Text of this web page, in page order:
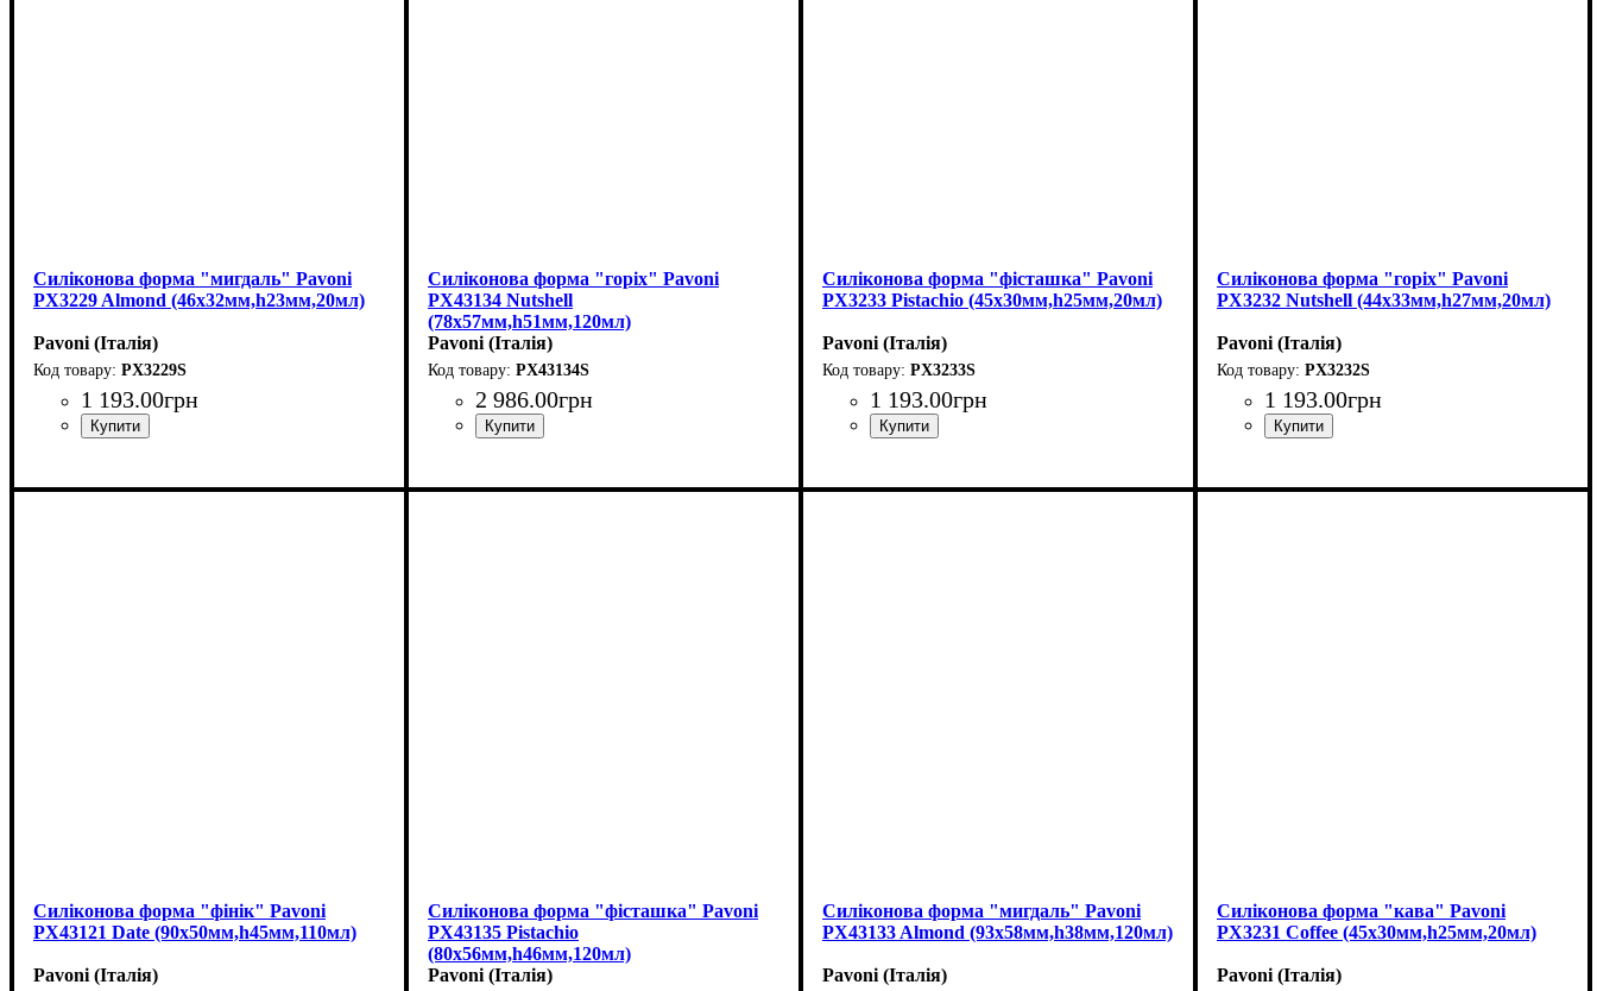
Силіконова форма "мигдаль" Pavoni
PX3229 Almond (46х32мм,h23мм,20мл)
Pavoni (Італія)
PX3229S
1 193.00грн
Силіконова форма "горіх" Pavoni
PX43134 Nutshell
(78x57мм,h51мм,120мл)
Pavoni (Італія)
PX43134S
2 986.00грн
Силіконова форма "фісташка" Pavoni
PX3233 Pistachio (45x30мм,h25мм,20мл)
Pavoni (Італія)
PX3233S
1 193.00грн
Силіконова форма "горіх" Pavoni
PX3232 Nutshell (44x33мм,h27мм,20мл)
Pavoni (Італія)
PX3232S
1 193.00грн
Силіконова форма "фінік" Pavoni
PX43121 Date (90х50мм,h45мм,110мл)
Pavoni (Італія)
Силіконова форма "фісташка" Pavoni
PX43135 Pistachio
(80х56мм,h46мм,120мл)
Pavoni (Італія)
Силіконова форма "мигдаль" Pavoni
PX43133 Almond (93х58мм,h38мм,120мл)
Pavoni (Італія)
Силіконова форма "кава" Pavoni
PX3231 Coffee (45x30мм,h25мм,20мл)
Pavoni (Італія)